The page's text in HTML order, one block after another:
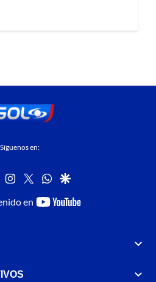
Síguenos en:
tiktok instagram
twitterwhatsapp
google
en
youtube-